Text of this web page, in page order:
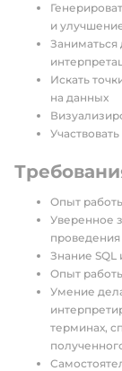
и
Заниматься
Искать
на данных
Опыт
Уверенное
Знание SQL
Опыт
Умение
терминах,